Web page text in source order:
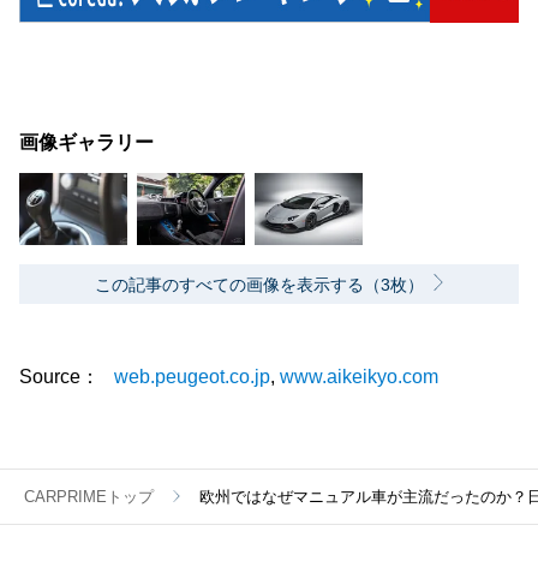
画像ギャラリー
この記事のすべての画像を表示する（3枚）
Source： web.peugeot.co.jp www.aikeikyo.com
CARPRIMEトップ 欧州ではなぜマニュアル車が主流だったのか？